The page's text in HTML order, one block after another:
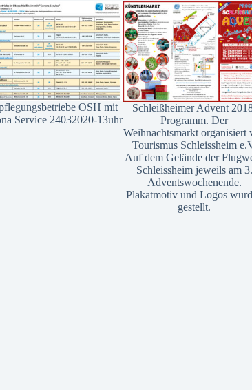
OSH mit
Service 24032020-13uhr
Schleißheimer Advent
Programm. Der
Weihnachtsmarkt organisiert
Tourismus Schleissheim
Auf dem Gelände der
Schleissheim jeweils am 3.
Adventswochenende.
Plakatmotiv und Logos
gestellt.